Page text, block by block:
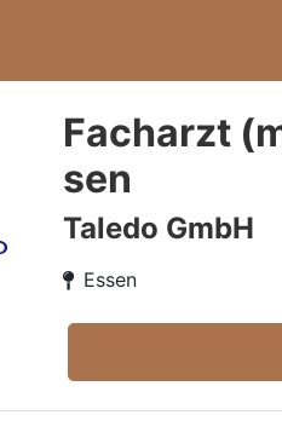
Facharzt
sen
Taledo GmbH
Essen